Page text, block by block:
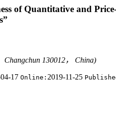
of Quantitative and
Changchun 130012， China)
17 Online: 2019-11-25